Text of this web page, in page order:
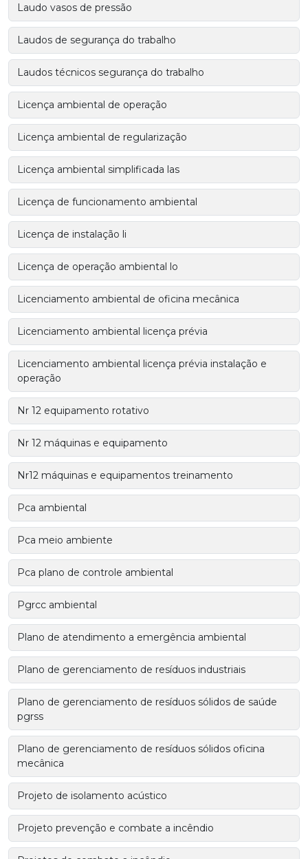
Laudo vasos de pressão
Laudos de segurança do trabalho
Laudos técnicos segurança do trabalho
Licença ambiental de operação
Licença ambiental de regularização
Licença ambiental simplificada las
Licença de funcionamento ambiental
Licença de instalação li
Licença de operação ambiental lo
Licenciamento ambiental de oficina mecânica
Licenciamento ambiental licença prévia
Licenciamento ambiental licença prévia instalação e
operação
Nr 12 equipamento rotativo
Nr 12 máquinas e equipamento
Nr12 máquinas e equipamentos treinamento
Pca ambiental
Pca meio ambiente
Pca plano de controle ambiental
Pgrcc ambiental
Plano de atendimento a emergência ambiental
Plano de gerenciamento de resíduos industriais
Plano de gerenciamento de resíduos sólidos de saúde
pgrss
Plano de gerenciamento de resíduos sólidos oficina
mecânica
Projeto de isolamento acústico
Projeto prevenção e combate a incêndio